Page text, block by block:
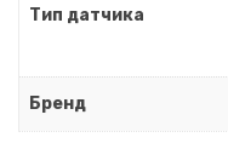
Тип датчика
Бренд